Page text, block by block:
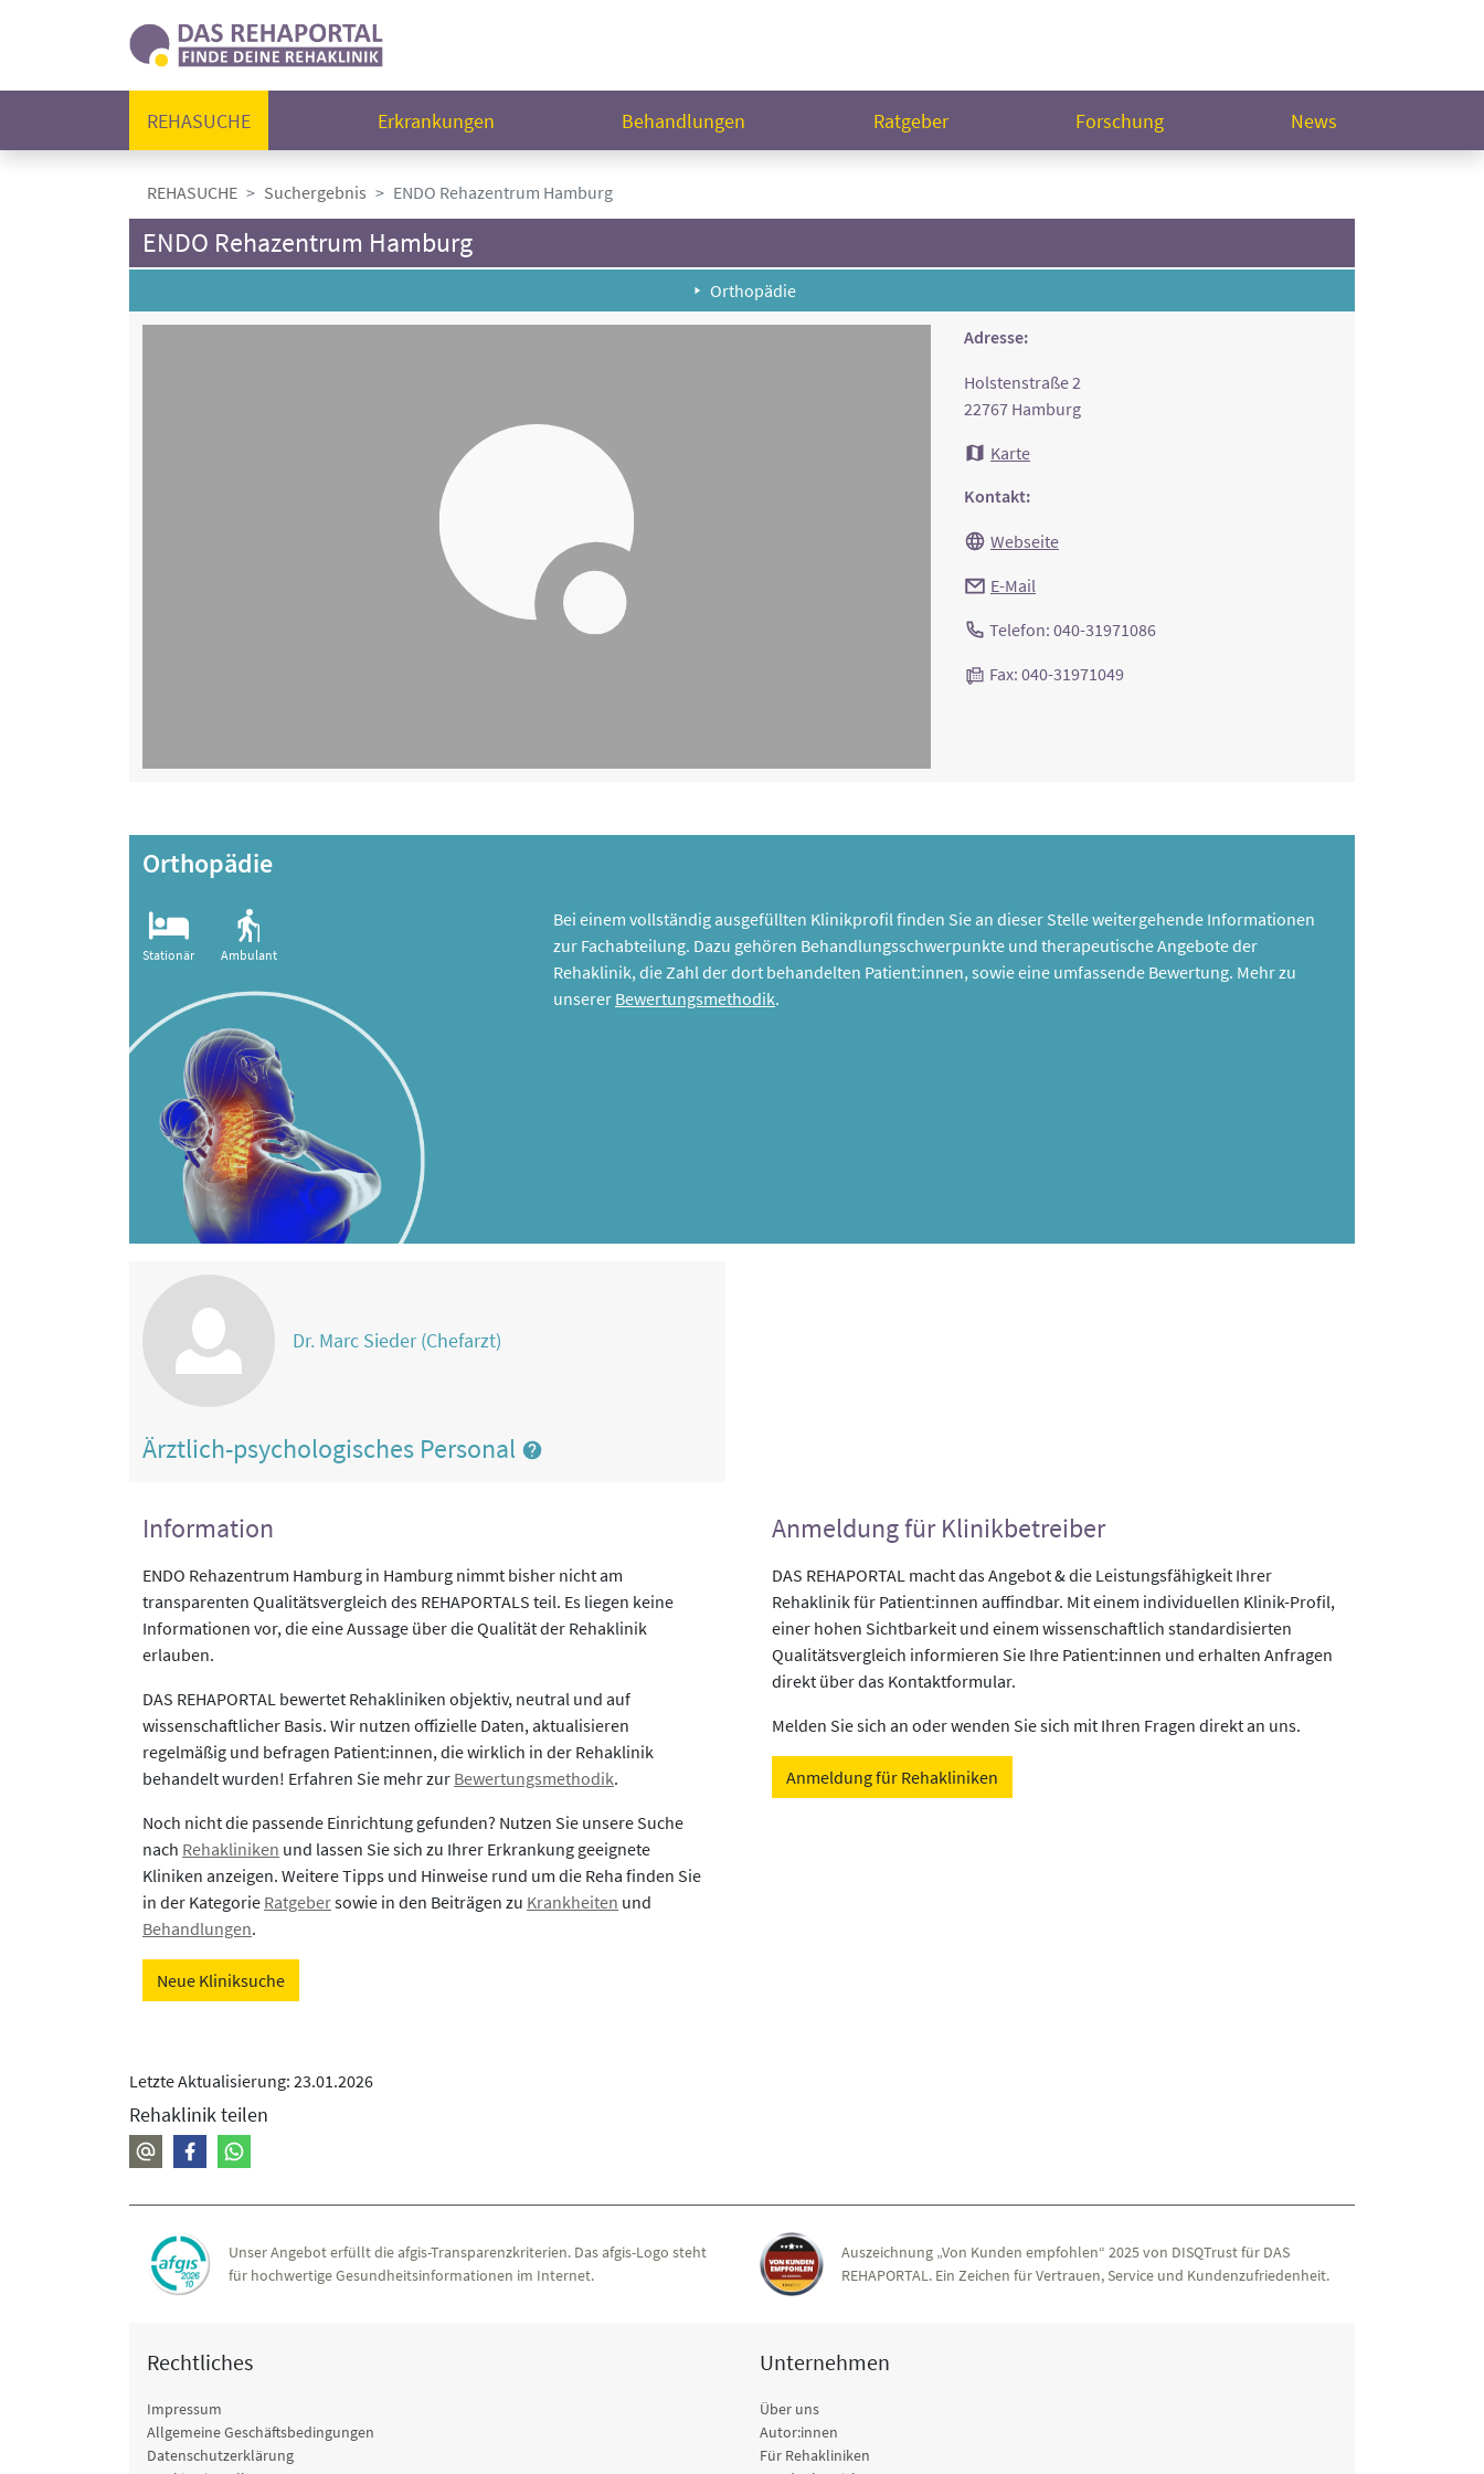
REHASUCHE Erkrankungen Behandlungen Ratgeber Forschung News
REHASUCHE Suchergebnis ENDO Rehazentrum Hamburg
ENDO Rehazentrum Hamburg
Orthopädie
Adresse:
Holstenstraße 2
22767 Hamburg
Karte
Kontakt:
Webseite
E-Mail
Telefon: 040-31971086
Fax: 040-31971049
Orthopädie
Stationär Ambulant
Bei einem vollständig ausgefüllten Klinikprofil finden Sie an dieser Stelle weitergehende Informationen
zur Fachabteilung. Dazu gehören Behandlungsschwerpunkte und therapeutische Angebote der
Rehaklinik, die Zahl der dort behandelten Patient:innen, sowie eine umfassende Bewertung. Mehr zu
unserer Bewertungsmethodik.
Dr. Marc Sieder (Chefarzt)
Ärztlich-psychologisches Personal
Information
ENDO Rehazentrum Hamburg in Hamburg nimmt bisher nicht am
transparenten Qualitätsvergleich des REHAPORTALS teil. Es liegen keine
Informationen vor, die eine Aussage über die Qualität der Rehaklinik
erlauben.
DAS REHAPORTAL bewertet Rehakliniken objektiv, neutral und auf
wissenschaftlicher Basis. Wir nutzen offizielle Daten, aktualisieren
regelmäßig und befragen Patient:innen, die wirklich in der Rehaklinik
behandelt wurden! Erfahren Sie mehr zur Bewertungsmethodik.
Noch nicht die passende Einrichtung gefunden? Nutzen Sie unsere Suche
nach Rehakliniken und lassen Sie sich zu Ihrer Erkrankung geeignete
Kliniken anzeigen. Weitere Tipps und Hinweise rund um die Reha finden Sie
in der Kategorie Ratgebersowie in den Beiträgen zu Krankheiten und
Behandlungen.
Neue Kliniksuche
Anmeldung für Klinikbetreiber
DAS REHAPORTAL macht das Angebot & die Leistungsfähigkeit Ihrer
Rehaklinik für Patient:innen auffindbar. Mit einem individuellen Klinik-Profil,
einer hohen Sichtbarkeit und einem wissenschaftlich standardisierten
Qualitätsvergleich informieren Sie Ihre Patient:innen und erhalten Anfragen
direkt über das Kontaktformular.
Melden Sie sich an oder wenden Sie sich mit Ihren Fragen direkt an uns.
Anmeldung für Rehakliniken
Letzte Aktualisierung: 23.01.2026
Rehaklinik teilen
Unser Angebot erfüllt die afgis-Transparenzkriterien. Das afgis-Logo steht
für hochwertige Gesundheitsinformationen im Internet.
Auszeichnung „Von Kunden empfohlen“ 2025 von DISQTrust für DAS
REHAPORTAL. Ein Zeichen für Vertrauen, Service und Kundenzufriedenheit.
Rechtliches
Impressum
Allgemeine Geschäftsbedingungen
Datenschutzerklärung
Unternehmen
Über uns
Autor:innen
Für Rehakliniken